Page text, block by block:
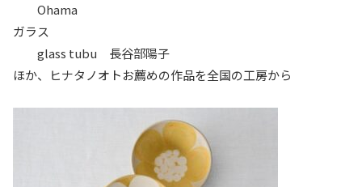
Ohama
ガラス
glass tubu 長谷部陽子
ほか、ヒナタノオトお薦めの作品を全国の工房から